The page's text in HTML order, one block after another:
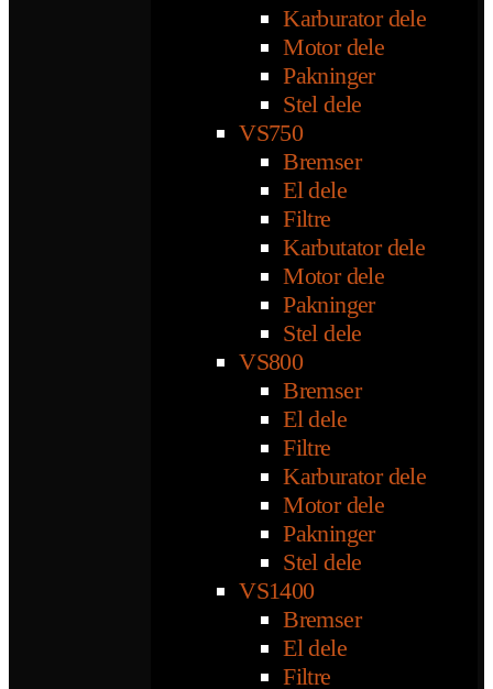
Karburator dele
Motor dele
Pakninger
Stel dele
VS750
Bremser
El dele
Filtre
Karbutator dele
Motor dele
Pakninger
Stel dele
VS800
Bremser
El dele
Filtre
Karburator dele
Motor dele
Pakninger
Stel dele
VS1400
Bremser
El dele
Filtre